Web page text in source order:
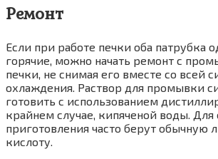
Ремонт
Если при работе печки оба патрубка
горячие, можно начать ремонт с
печки, не снимая его вместе со всей
охлаждения. Раствор для промывки
готовить с использованием
крайнем случае, кипяченой воды. Для
приготовления часто берут обычную
кислоту.